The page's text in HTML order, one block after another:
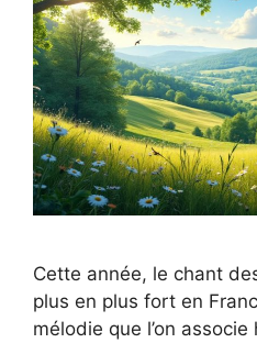
Cette année, le chant
plus en plus fort en
mélodie que l’on